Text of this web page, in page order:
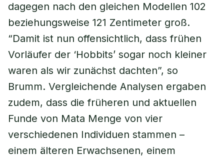
dagegen nach den gleichen Modellen 102
beziehungsweise 121 Zentimeter groß.
“Damit ist nun offensichtlich, dass frühen
Vorläufer der ‘Hobbits’ sogar noch kleiner
waren als wir zunächst dachten”, so
Brumm. Vergleichende Analysen ergaben
zudem, dass die früheren und aktuellen
Funde von Mata Menge von vier
verschiedenen Individuen stammen –
einem älteren Erwachsenen, einem